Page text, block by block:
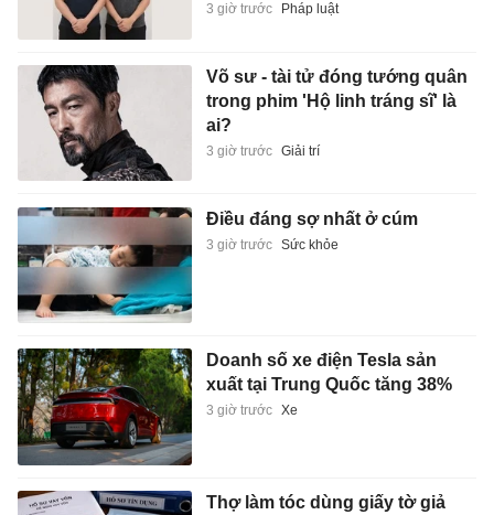
3 giờ trước Pháp luật
Võ sư - tài tử đóng tướng quân
trong phim 'Hộ linh tráng sĩ' là
ai?
3 giờ trước Giải trí
Điều đáng sợ nhất ở cúm
3 giờ trước Sức khỏe
Doanh số xe điện Tesla sản
xuất tại Trung Quốc tăng 38%
3 giờ trước Xe
Thợ làm tóc dùng giấy tờ giả